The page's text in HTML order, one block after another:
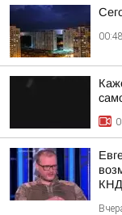
00:48